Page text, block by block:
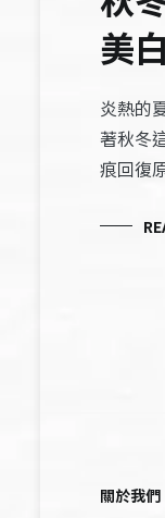
美
炎熱的
著秋冬
痕回復
關於我們